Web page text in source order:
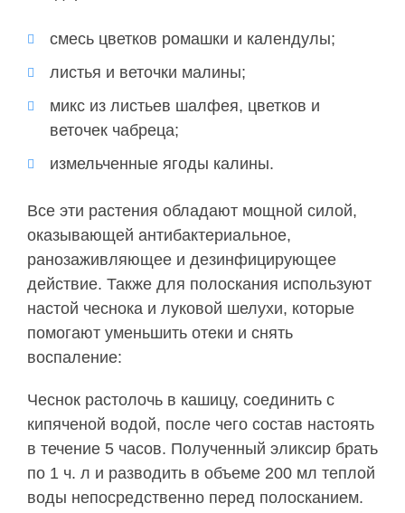
смесь цветков ромашки и календулы;
листья и веточки малины;
микс из листьев шалфея, цветков и
веточек чабреца;
измельченные ягоды калины.
Все эти растения обладают мощной силой,
оказывающей антибактериальное,
ранозаживляющее и дезинфицирующее
действие. Также для полоскания используют
настой чеснока и луковой шелухи, которые
помогают уменьшить отеки и снять
воспаление:
Чеснок растолочь в кашицу, соединить с
кипяченой водой, после чего состав настоять
в течение 5 часов. Полученный эликсир брать
по 1 ч. л и разводить в объеме 200 мл теплой
воды непосредственно перед полосканием.